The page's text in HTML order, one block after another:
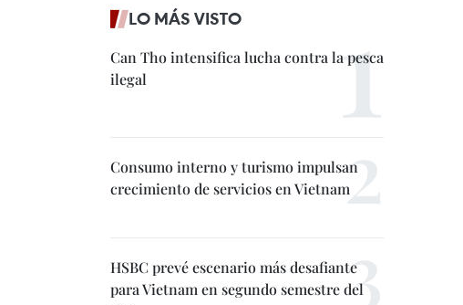
LO MÁS VISTO
Can Tho intensifica lucha contra la pesca
ilegal
Consumo interno y turismo impulsan
crecimiento de servicios en Vietnam
HSBC prevé escenario más desafiante
para Vietnam en segundo semestre del